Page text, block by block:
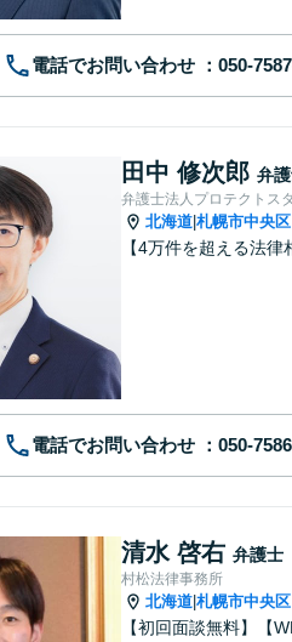
電話でお問い合わせ
田中 修次郎 弁
弁護士法人プロテクトス
北海道 札幌市中央区
【4万件を超える法
電話でお問い合わせ
清水 啓右 弁護士
村松法律事務所
北海道 札幌市中央区
【初回面談無料】【